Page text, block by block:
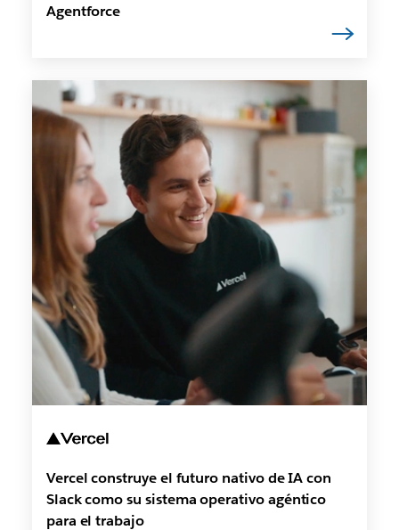
Agentforce
Vercel construye el futuro nativo de IA con
Slack como su sistema operativo agéntico
para el trabajo